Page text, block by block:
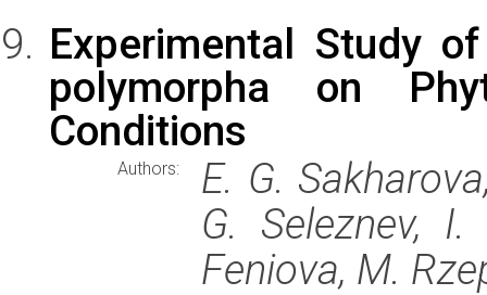
Experimental Study
polymorpha on
Conditions
Authors:
E. G.
G. Seleznev, I.
Feniova, M.